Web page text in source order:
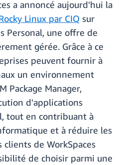
a annoncé aujourd'hui la
Linux par CIQ sur
Personal, une offre de
gérée. Grâce à ce
peuvent fournir à
un environnement
Package Manager,
d'applications
tout en contribuant à
et à réduire les
clients de WorkSpaces
de choisir parmi une